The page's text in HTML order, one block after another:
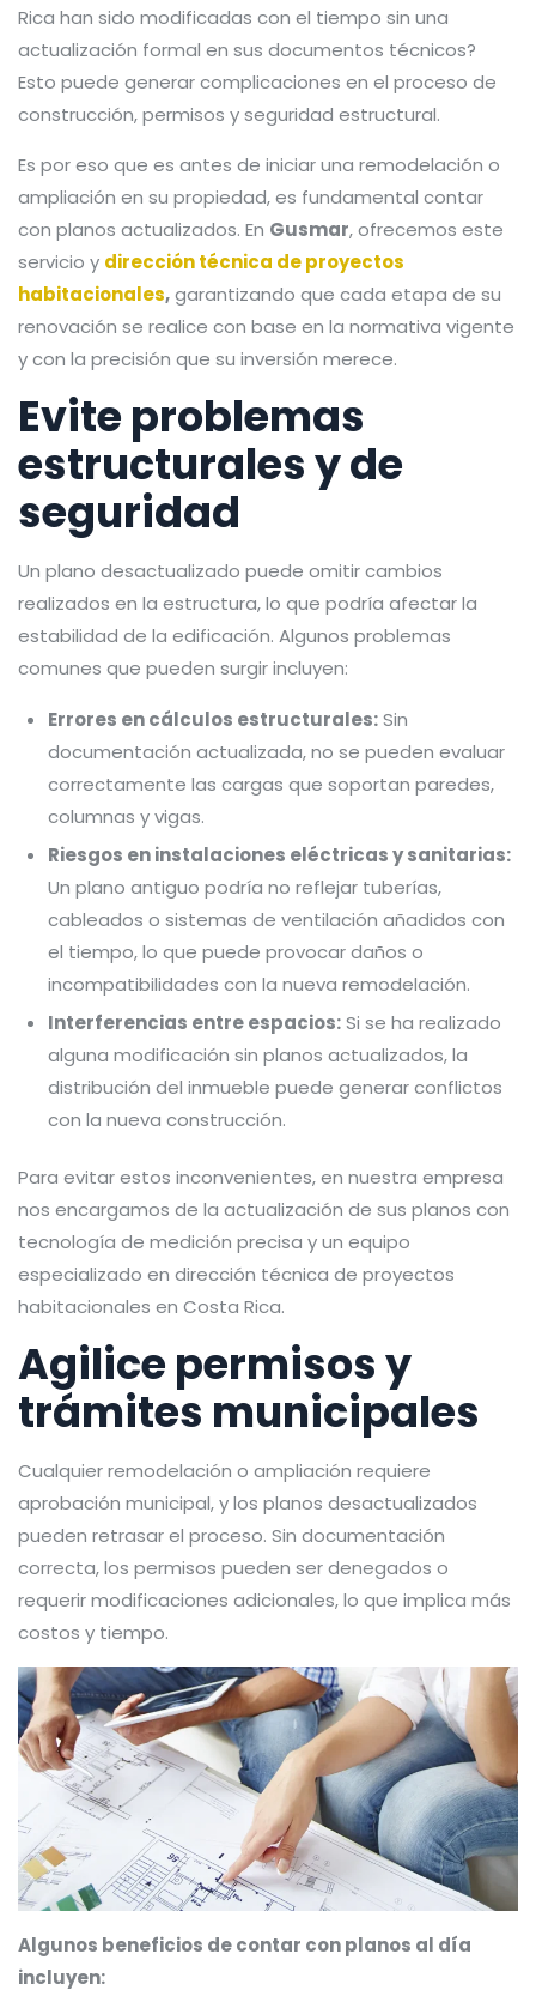
Rica han sido modificadas con el tiempo sin una
actualización formal en sus documentos técnicos?
Esto puede generar complicaciones en el proceso de
construcción, permisos y seguridad estructural.
Es por eso que es antes de iniciar una remodelación o
ampliación en su propiedad, es fundamental contar
con planos actualizados. En Gusmar, ofrecemos este
servicio y dirección técnica de proyectos
habitacionales,garantizando que cada etapa de su
renovación se realice con base en la normativa vigente
y con la precisión que su inversión merece.
Evite problemas
estructurales y de
seguridad
Un plano desactualizado puede omitir cambios
realizados en la estructura, lo que podría afectar la
estabilidad de la edificación. Algunos problemas
comunes que pueden surgir incluyen:
Errores en cálculos estructurales:Sin
documentación actualizada, no se pueden evaluar
correctamente las cargas que soportan paredes,
columnas y vigas.
Riesgos en instalaciones eléctricas y sanitarias:
Un plano antiguo podría no reflejar tuberías,
cableados o sistemas de ventilación añadidos con
el tiempo, lo que puede provocar daños o
incompatibilidades con la nueva remodelación.
Interferencias entre espacios:Si se ha realizado
alguna modificación sin planos actualizados, la
distribución del inmueble puede generar conflictos
con la nueva construcción.
Para evitar estos inconvenientes, en nuestra empresa
nos encargamos de la actualización de sus planos con
tecnología de medición precisa y un equipo
especializado en dirección técnica de proyectos
habitacionales en Costa Rica.
Agilice permisos y
trámites municipales
Cualquier remodelación o ampliación requiere
aprobación municipal, y los planos desactualizados
pueden retrasar el proceso. Sin documentación
correcta, los permisos pueden ser denegados o
requerir modificaciones adicionales, lo que implica más
costos y tiempo.
Algunos beneficios de contar con planos al día
incluyen: